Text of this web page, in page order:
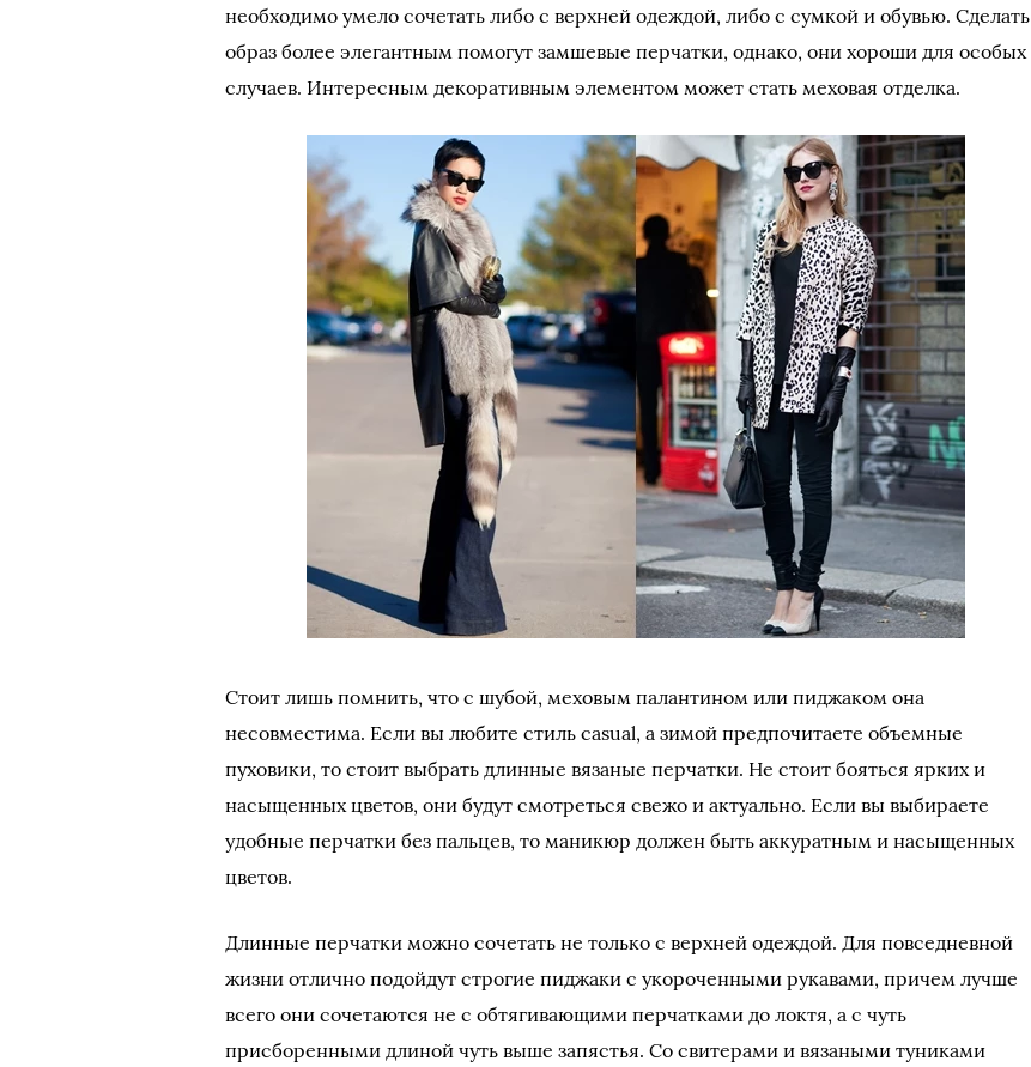
необходимо умело сочетать либо с верхней одеждой, либо с сумкой и обувью. Сделать
образ более элегантным помогут замшевые перчатки, однако, они хороши для особых
случаев. Интересным декоративным элементом может стать меховая отделка.
Стоит лишь помнить, что с шубой, меховым палантином или пиджаком она
несовместима. Если вы любите стиль casual, а зимой предпочитаете объемные
пуховики, то стоит выбрать длинные вязаные перчатки. Не стоит бояться ярких и
насыщенных цветов, они будут смотреться свежо и актуально. Если вы выбираете
удобные перчатки без пальцев, то маникюр должен быть аккуратным и насыщенных
цветов.
Длинные перчатки можно сочетать не только с верхней одеждой. Для повседневной
жизни отлично подойдут строгие пиджаки с укороченными рукавами, причем лучше
всего они сочетаются не с обтягивающими перчатками до локтя, а с чуть
присборенными длиной чуть выше запястья. Со свитерами и вязаными туниками